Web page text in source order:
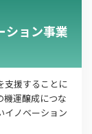
ド
ン事業費
ション事業
支援することに
機運醸成につな
イノベーション